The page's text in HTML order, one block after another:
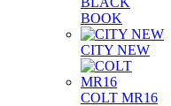
BOOK
CITY NEW
COLT MR16